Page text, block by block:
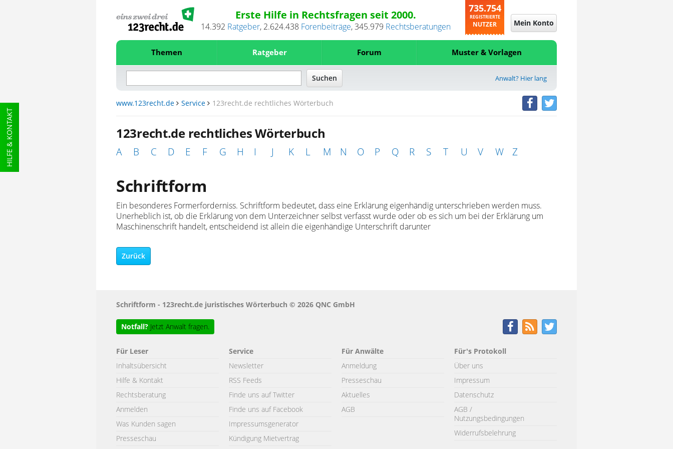
HILFE & KONTAKT
Erste Hilfe in Rechtsfragen seit 2000.
14.392 Ratgeber, 2.624.438 Forenbeiträge,345.979 Rechtsberatungen
735.754
REGISTRIERTE
NUTZER Mein Konto
Themen Ratgeber Forum Muster & Vorlagen
Anwalt? Hier lang
www.123recht.de Service 123recht.de rechtliches Wörterbuch
123recht.de rechtliches Wörterbuch
A B C D E F G H I J K L M N O P Q R S T U V W Z
Schriftform
Ein besonderes Formerforderniss. Schriftform bedeutet, dass eine Erklärung eigenhändig unterschrieben werden muss.
Unerheblich ist, ob die Erklärung von dem Unterzeichner selbst verfasst wurde oder ob es sich um bei der Erklärung um
Maschinenschrift handelt, entscheidend ist allein die eigenhändige Unterschrift darunter
Zurück
Schriftform - 123recht.de juristisches Wörterbuch © 2026 QNC GmbH
Notfall? Jetzt Anwalt fragen.
Für Leser
Inhaltsübersicht
Hilfe & Kontakt
Rechtsberatung
Anmelden
Was Kunden sagen
Presseschau
Service
Newsletter
RSS Feeds
Finde uns auf Twitter
Finde uns auf Facebook
Impressumsgenerator
Kündigung Mietvertrag
Für Anwälte
Anmeldung
Presseschau
Aktuelles
AGB
Für's Protokoll
Über uns
Impressum
Datenschutz
AGB /
Nutzungsbedingungen
Widerrufsbelehrung